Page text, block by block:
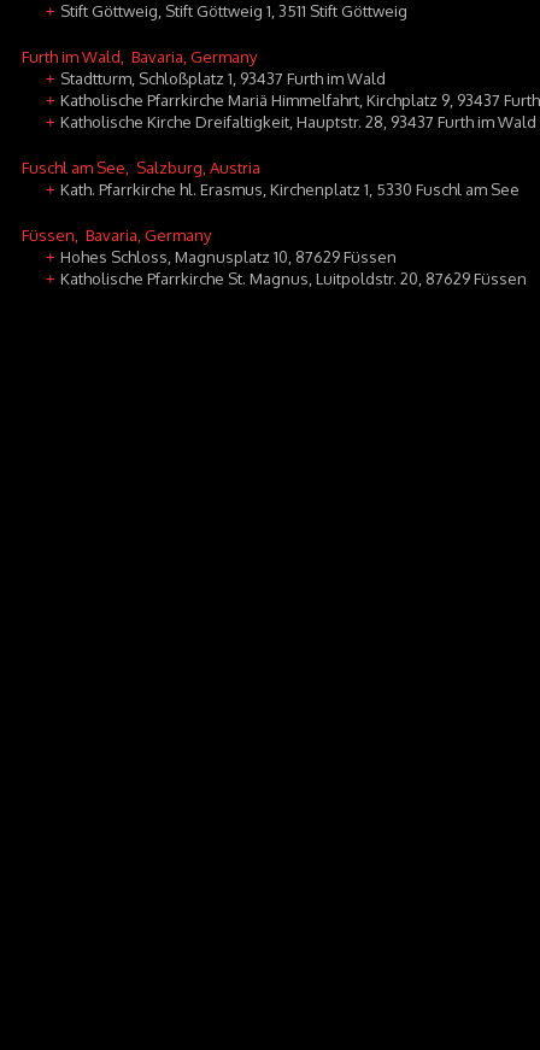
+ Stift Göttweig, Stift Göttweig 1, 3511 Stift Göttweig
Furth im Wald , Bavaria, Germany
+ Stadtturm, Schloßplatz 1, 93437 Furth im Wald
+ Katholische Pfarrkirche Mariä Himmelfahrt, Kirchplatz 9, 93437
+ Katholische Kirche Dreifaltigkeit, Hauptstr. 28, 93437 Furth im Wald
Fuschl am See , Salzburg, Austria
+ Kath. Pfarrkirche hl. Erasmus, Kirchenplatz 1, 5330 Fuschl am See
Füssen , Bavaria, Germany
+ Hohes Schloss, Magnusplatz 10, 87629 Füssen
+ Katholische Pfarrkirche St. Magnus, Luitpoldstr. 20, 87629 Füssen